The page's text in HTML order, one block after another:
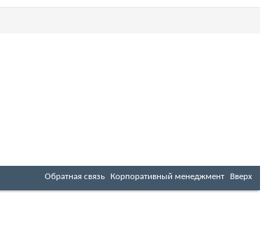
Обратная связь Корпоративный менеджмент Вверх